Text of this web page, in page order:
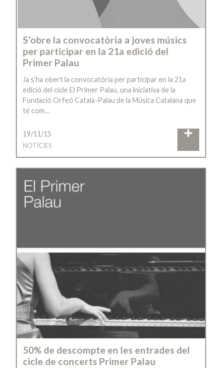
S’obre la convocatòria a joves músics
per participar en la 21a edició del
Primer Palau
Ja s’ha obert la convocatòria per participar en la 21a
edició del cicle El Primer Palau, una iniciativa de la
Fundació Orfeó Català-Palau de la Música Catalana que
té com…
19/11/15
NOTÍCIES
50% de descompte en les entrades del
cicle de concerts Primer Palau